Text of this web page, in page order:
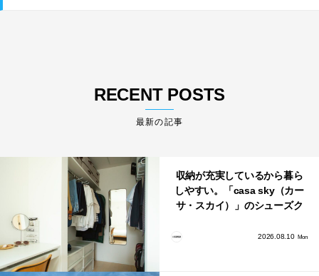
RECENT POSTS
最新の記事
収納が充実しているから暮ら
しやすい。「casa sky（カー
サ・スカイ）」のシューズク
ゼット活用術2026.08.10 Mon